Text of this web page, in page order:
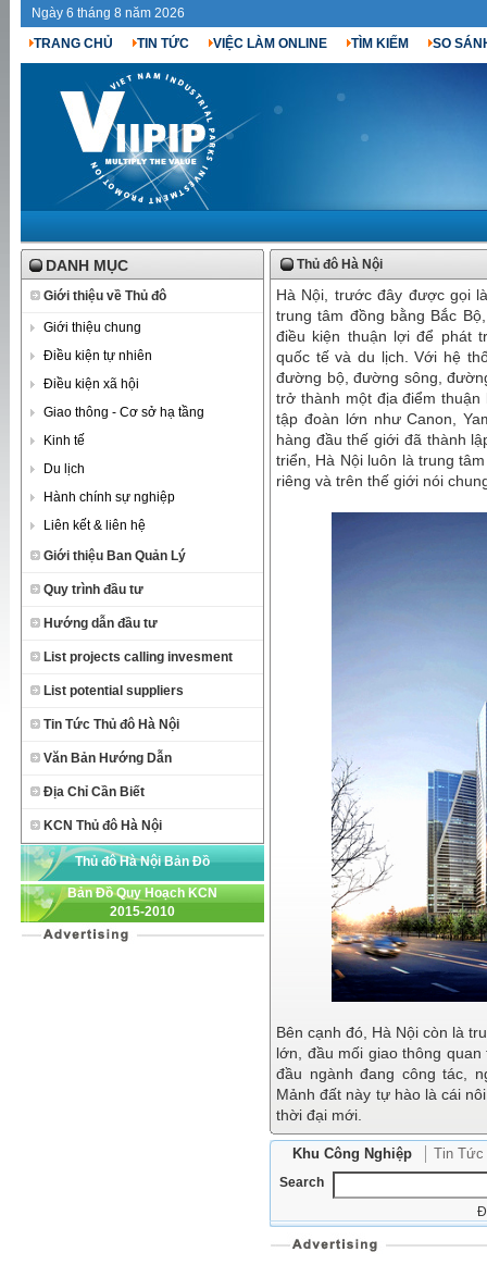
Ngày 6 tháng 8 năm 2026
TRANG CHỦ
TIN TỨC VIỆC LÀM ONLINE TÌM KIẾM SO
DANH MỤC
Giới thiệu về Thủ đô
Giới thiệu chung
Điều kiện tự nhiên
Điều kiện xã hội
Giao thông - Cơ sở hạ tầng
Kinh tế
Du lịch
Hành chính sự nghiệp
Liên kết & liên hệ
Giới thiệu Ban Quản Lý
Quy trình đầu tư
Hướng dẫn đầu tư
List projects calling invesment
List potential suppliers
Tin Tức Thủ đô Hà Nội
Văn Bản Hướng Dẫn
Địa Chỉ Cần Biết
KCN Thủ đô Hà Nội
Thủ đô Hà Nội Bản Đồ
Bản Đồ Quy Hoạch KCN
2015-2010
Thủ đô Hà Nội
Hà Nội, trước đây được gọi
trung tâm đồng bằng Bắc
điều kiện thuận lợi để phát
quốc tế và du lịch. Với hệ
đường bộ, đường sông,
trở thành một địa điểm
tập đoàn lớn như Canon,
hàng đầu thế giới đã thành
triển, Hà Nội luôn là trung
riêng và trên thế giới nói
Bên cạnh đó, Hà Nội còn là
lớn, đầu mối giao thông
đầu ngành đang công tác,
Mảnh đất này tự hào là cái
thời đại mới.
Khu Công Nghiệp Tin Tức
Search